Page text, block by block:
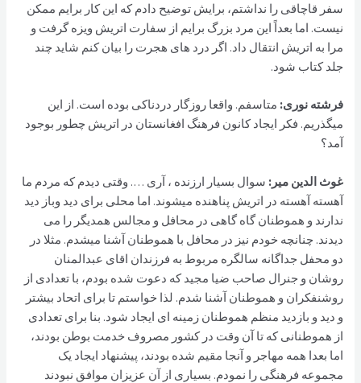
سفر قاچاقی را نداشتم، برایش توضیح دادم که این کار برایم ممکن
نیست. اما بعداً این مرد بزرگ برایم از سفارت اتریش ویزه گرفت و
مرا به اتریش انتقال داد. اگر درد های هجرت را بیان کنم شاید چند
جلد کتاب شود.
فرشته نوری: متاسفم. واقعا روزگار دردناکی بوده است. از این
میگذریم. فکر ایجاد کانون فرهنگ افغانستان در اتریش چطور بوجود
آمد؟
غوث الدین مير: سوال بسیار ارزنده ، آری …. وقتی دیدم که مردم ما
آهسته آهسته در اتریش پناهنده میشوند. اما محلی برای دید وباز دید
ندارند و هموطنان گاه گاهی در محافل و مجالس همدیگر را می
دیدند. چنانچه خودم نیز در محافل با هموطنان آشنا میشدم. مثلا در
دو محفل جداگانه سالگره مربوط به فرزندان اقای عبدالمنان
روشان و جنرال صاحب ضیا مجید که دعوت شده بودم، با تعدادی از
روشنفکران و هموطنان آشنا شدم. لذا خواستم تا برای اتحاد بیشتر
و دید و بازدید منظم هموطنان زمینه ای ایجاد شود. بنا برای تعدادی
از هموطنانی که تا آن وقت در کشور مصروف خدمت بوطن بودند،
اما بعدا همه مهاجر و آنجا مقیم شده بودند، پیشنهاد ایجاد یک
مجموعه فرهنگی را نمودم. بسیاری از آن عزیزان موافق نبودند